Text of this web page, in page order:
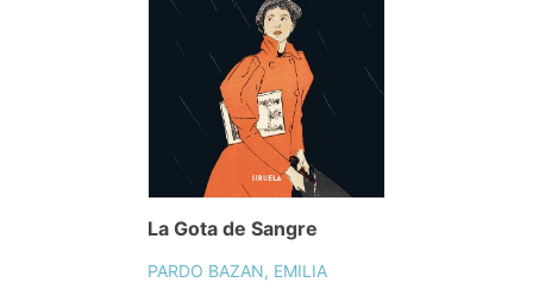
La Gota de Sangre
PARDO BAZAN, EMILIA